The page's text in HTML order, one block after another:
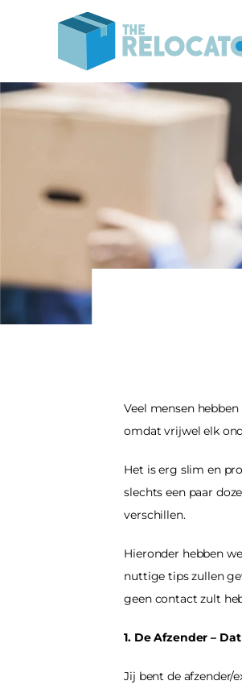
Veel mensen
omdat vrijwel elk
Het is erg slim en
slechts een paar
verschillen.
Hieronder hebben
nuttige tips zullen
geen contact zult
1. De Afzender –
Jij bent de afzender/